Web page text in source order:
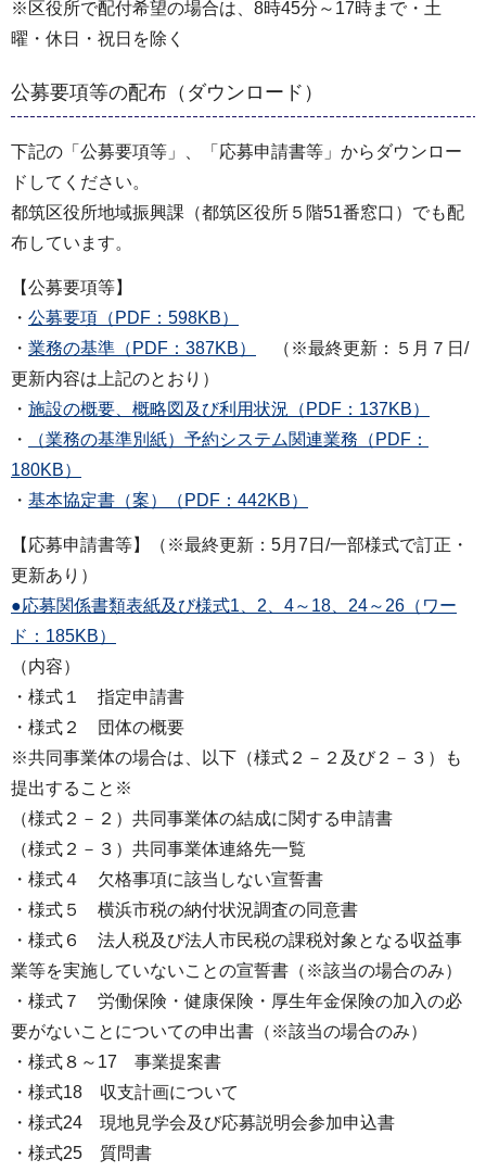
※区役所で配付希望の場合は、8時45分～17時まで・土
曜・休日・祝日を除く
公募要項等の配布（ダウンロード）
下記の「公募要項等」、「応募申請書等」からダウンロー
ドしてください。
都筑区役所地域振興課（都筑区役所５階51番窓口）でも配
布しています。
【公募要項等】
・ 公募要項（PDF：598KB）
・ 業務の基準（PDF：387KB）
（※最終更新：５月７日/
更新内容は上記のとおり）
・ 施設の概要、概略図及び利用状況（PDF：137KB）
・
（業務の基準別紙）予約システム関連業務（PDF：
180KB）
・ 基本協定書（案）（PDF：442KB）
【応募申請書等】（※最終更新：5月7日/一部様式で訂正・
更新あり）
●応募関係書類表紙及び様式1、2、4～18、24～26（ワー
ド：185KB）
（内容）
・様式１ 指定申請書
・様式２ 団体の概要
※共同事業体の場合は、以下（様式２－２及び２－３）も
提出すること※
（様式２－２）共同事業体の結成に関する申請書
（様式２－３）共同事業体連絡先一覧
・様式４ 欠格事項に該当しない宣誓書
・様式５ 横浜市税の納付状況調査の同意書
・様式６ 法人税及び法人市民税の課税対象となる収益事
業等を実施していないことの宣誓書（※該当の場合のみ）
・様式７ 労働保険・健康保険・厚生年金保険の加入の必
要がないことについての申出書（※該当の場合のみ）
・様式８～17 事業提案書
・様式18 収支計画について
・様式24 現地見学会及び応募説明会参加申込書
・様式25 質問書